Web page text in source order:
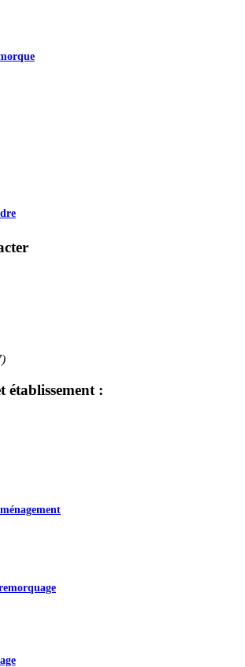
établissement :